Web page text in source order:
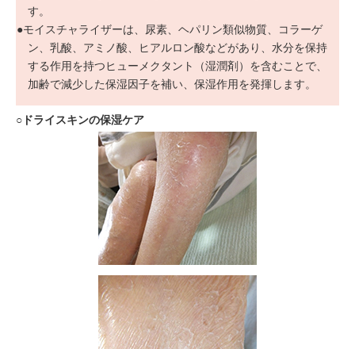
す。
●モイスチャライザーは、尿素、ヘパリン類似物質、コラーゲ
ン、乳酸、アミノ酸、ヒアルロン酸などがあり、水分を保持
する作用を持つヒューメクタント（湿潤剤）を含むことで、
加齢で減少した保湿因子を補い、保湿作用を発揮します。
○ドライスキンの保湿ケア